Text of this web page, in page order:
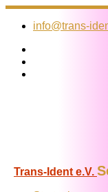
Zum
Inhalt
info@trans-
Trans-Ident e.V.